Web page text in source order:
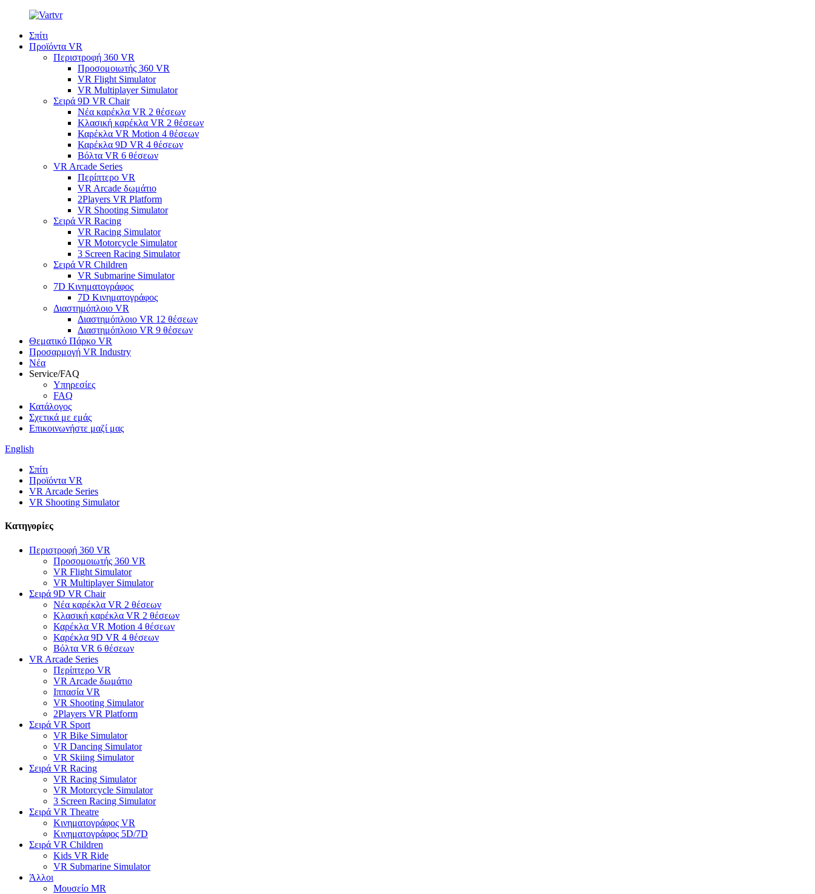
Σπίτι
Προϊόντα VR
Περιστροφή 360 VR
Προσομοιωτής 360 VR
VR Flight Simulator
VR Multiplayer Simulator
Σειρά 9D VR Chair
Νέα καρέκλα VR 2 θέσεων
Κλασική καρέκλα VR 2 θέσεων
Καρέκλα VR Motion 4 θέσεων
Καρέκλα 9D VR 4 θέσεων
Βόλτα VR 6 θέσεων
VR Arcade Series
Περίπτερο VR
VR Arcade δωμάτιο
2Players VR Platform
VR Shooting Simulator
Σειρά VR Racing
VR Racing Simulator
VR Motorcycle Simulator
3 Screen Racing Simulator
Σειρά VR Children
VR Submarine Simulator
7D Κινηματογράφος
7D Κινηματογράφος
Διαστημόπλοιο VR
Διαστημόπλοιο VR 12 θέσεων
Διαστημόπλοιο VR 9 θέσεων
Θεματικό Πάρκο VR
Προσαρμογή VR Industry
Νέα
Service/FAQ
Υπηρεσίες
FAQ
Κατάλογος
Σχετικά με εμάς
Επικοινωνήστε μαζί μας
English
Σπίτι
Προϊόντα VR
VR Arcade Series
VR Shooting Simulator
Κατηγορίες
Περιστροφή 360 VR
Προσομοιωτής 360 VR
VR Flight Simulator
VR Multiplayer Simulator
Σειρά 9D VR Chair
Νέα καρέκλα VR 2 θέσεων
Κλασική καρέκλα VR 2 θέσεων
Καρέκλα VR Motion 4 θέσεων
Καρέκλα 9D VR 4 θέσεων
Βόλτα VR 6 θέσεων
VR Arcade Series
Περίπτερο VR
VR Arcade δωμάτιο
Ιππασία VR
VR Shooting Simulator
2Players VR Platform
Σειρά VR Sport
VR Bike Simulator
VR Dancing Simulator
VR Skiing Simulator
Σειρά VR Racing
VR Racing Simulator
VR Motorcycle Simulator
3 Screen Racing Simulator
Σειρά VR Theatre
Κινηματογράφος VR
Κινηματογράφος 5D/7D
Σειρά VR Children
Kids VR Ride
VR Submarine Simulator
Άλλοι
Μουσείο MR